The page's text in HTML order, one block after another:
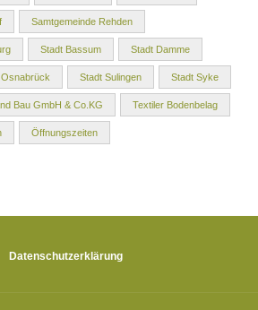
Samtgemeinde Rehden
Stadt Bassum Stadt Damme
Stadt Sulingen Stadt Syke
Bau GmbH & Co.KG Textiler Bodenbelag
Öffnungszeiten
Datenschutzerklärung